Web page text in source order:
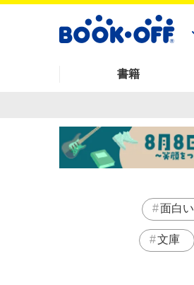
書籍
面白い
文庫